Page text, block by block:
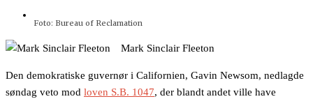
Foto: Bureau of Reclamation
Mark Sinclair Fleeton
Den demokratiske guvernør i Californien, Gavin Newsom, nedlagde
søndag veto mod loven S.B. 1047, der blandt andet ville have